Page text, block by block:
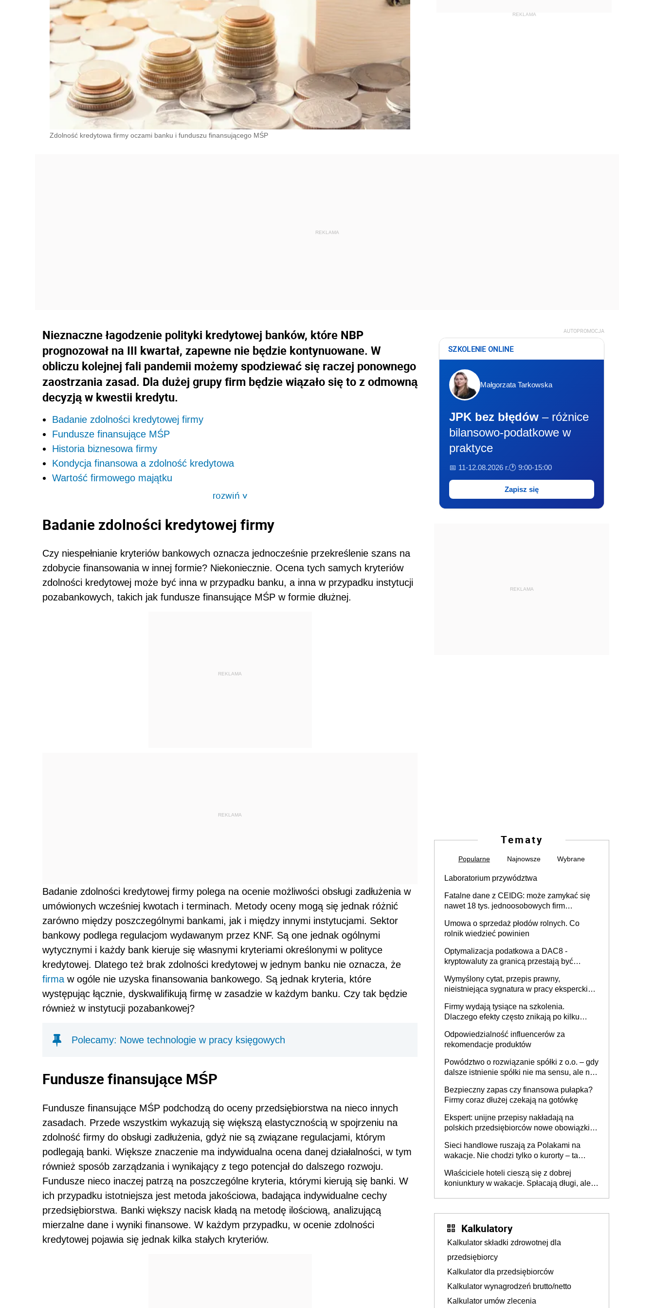
Zdolność kredytowa firmy oczami banku i funduszu finansującego MŚP
Nieznaczne łagodzenie polityki kredytowej banków, które NBP
prognozował na III kwartał, zapewne nie będzie kontynuowane. W
obliczu kolejnej fali pandemii możemy spodziewać się raczej ponownego
zaostrzania zasad. Dla dużej grupy firm będzie wiązało się to z odmowną
decyzją w kwestii kredytu.
Badanie zdolności kredytowej firmy
Fundusze finansujące MŚP
Historia biznesowa firmy
Kondycja finansowa a zdolność kredytowa
Wartość firmowego majątku
rozwiń>
Badanie zdolności kredytowej firmy
Czy niespełnianie kryteriów bankowych oznacza jednocześnie przekreślenie szans na
zdobycie finansowania w innej formie? Niekoniecznie. Ocena tych samych kryteriów
zdolności kredytowej może być inna w przypadku banku, a inna w przypadku instytucji
pozabankowych, takich jak fundusze finansujące MŚP w formie dłużnej.
REKLAMA
REKLAMA
Badanie zdolności kredytowej firmy polega na ocenie możliwości obsługi zadłużenia w
umówionych wcześniej kwotach i terminach. Metody oceny mogą się jednak różnić
zarówno między poszczególnymi bankami, jak i między innymi instytucjami. Sektor
bankowy podlega regulacjom wydawanym przez KNF. Są one jednak ogólnymi
wytycznymi i każdy bank kieruje się własnymi kryteriami określonymi w polityce
kredytowej. Dlatego też brak zdolności kredytowej w jednym banku nie oznacza, że
firma w ogóle nie uzyska finansowania bankowego. Są jednak kryteria, które
występując łącznie, dyskwalifikują firmę w zasadzie w każdym banku. Czy tak będzie
również w instytucji pozabankowej?
Polecamy: Nowe technologie w pracy księgowych
Fundusze finansujące MŚP
Fundusze finansujące MŚP podchodzą do oceny przedsiębiorstwa na nieco innych
zasadach. Przede wszystkim wykazują się większą elastycznością w spojrzeniu na
zdolność firmy do obsługi zadłużenia, gdyż nie są związane regulacjami, którym
podlegają banki. Większe znaczenie ma indywidualna ocena danej działalności, w tym
również sposób zarządzania i wynikający z tego potencjał do dalszego rozwoju.
Fundusze nieco inaczej patrzą na poszczególne kryteria, którymi kierują się banki. W
ich przypadku istotniejsza jest metoda jakościowa, badająca indywidualne cechy
przedsiębiorstwa. Banki większy nacisk kładą na metodę ilościową, analizującą
mierzalne dane i wyniki finansowe. W każdym przypadku, w ocenie zdolności
kredytowej pojawia się jednak kilka stałych kryteriów.
AUTOPROMOCJA
SZKOLENIE ONLINE
Małgorzata Tarkowska
JPK bez błędów – różnice
bilansowo-podatkowe w
praktyce
📅 11-12.08.2026 r.🕐 9:00-15:00
Zapisz się
REKLAMA
Tematy
Popularne Najnowsze Wybrane
Laboratorium przywództwa
Fatalne dane z CEIDG: może zamykać się
nawet 18 tys. jednoosobowych firm
Umowa o sprzedaż płodów rolnych. Co
rolnik wiedzieć powinien
Optymalizacja podatkowa a DAC8 -
kryptowaluty za granicą przestają być
Wymyślony cytat, przepis prawny,
nieistniejąca sygnatura w pracy eksperckiej -
firmie
Firmy wydają tysiące na szkolenia.
Dlaczego efekty często znikają po kilku
Odpowiedzialność influencerów za
rekomendacje produktów
Powództwo o rozwiązanie spółki z o.o. – gdy
dalsze istnienie spółki nie ma sensu, ale nie
Bezpieczny zapas czy finansowa pułapka?
Firmy coraz dłużej czekają na gotówkę
Ekspert: unijne przepisy nakładają na
polskich przedsiębiorców nowe obowiązki w
Sieci handlowe ruszają za Polakami na
wakacje. Nie chodzi tylko o kurorty – ta
tam, gdzie wielu spędzi urlop po cichu
Właściciele hoteli cieszą się z dobrej
koniunktury w wakacje. Spłacają długi, ale
Kalkulatory
Kalkulator składki zdrowotnej dla
przedsiębiorcy
Kalkulator dla przedsiębiorców
Kalkulator wynagrodzeń brutto/netto
Kalkulator umów zlecenia